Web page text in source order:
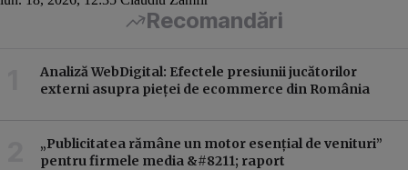
Recomandări
Analiză WebDigital: Efectele presiunii jucătorilor
externi asupra pieței de ecommerce din România
„Publicitatea rămâne un motor esențial de venituri”
pentru firmele media &#8211; raport